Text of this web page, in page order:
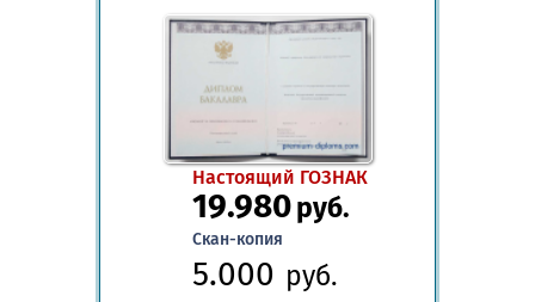
Настоящий ГОЗНАК
19.980руб.
Скан-копия
5.000 руб.